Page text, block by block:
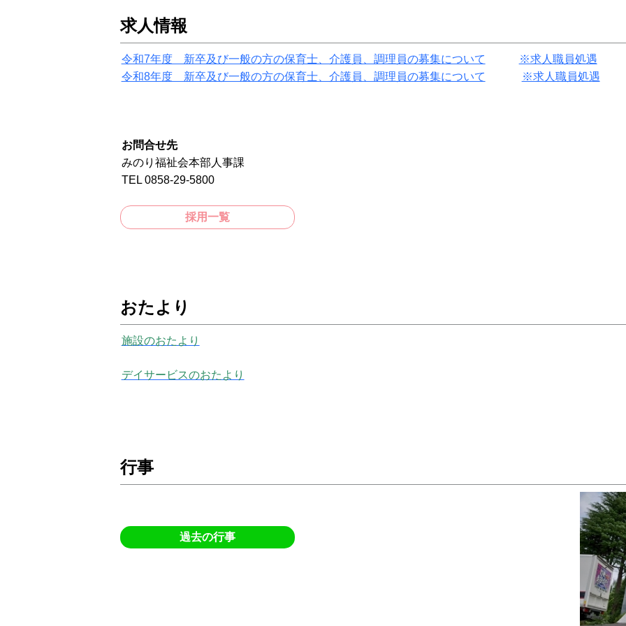
求人情報
令和7年度 新卒及び一般の方の保育士、介護員、調理員の募集について
※求人職員処遇
令和8年度 新卒及び一般の方の保育士、介護員、調理員の募集について
※求人職員処遇
お問合せ先
みのり福祉会本部人事課
TEL 0858-29-5800
採用一覧
おたより
施設のおたより
デイサービスのおたより
行事
過去の行事